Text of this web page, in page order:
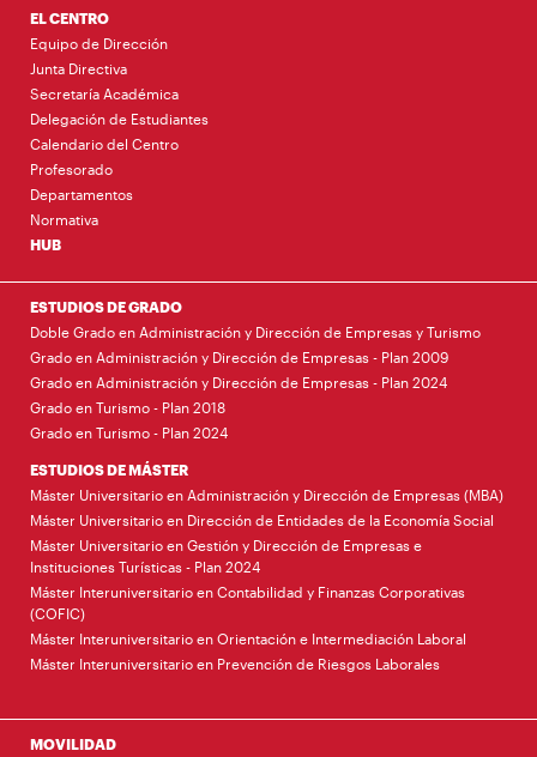
EL CENTRO
Equipo de Dirección
Junta Directiva
Secretaría Académica
Delegación de Estudiantes
Calendario del Centro
Profesorado
Departamentos
Normativa
HUB
ESTUDIOS DE GRADO
Doble Grado en Administración y Dirección de Empresas y Turismo
Grado en Administración y Dirección de Empresas - Plan 2009
Grado en Administración y Dirección de Empresas - Plan 2024
Grado en Turismo - Plan 2018
Grado en Turismo - Plan 2024
ESTUDIOS DE MÁSTER
Máster Universitario en Administración y Dirección de Empresas (MBA)
Máster Universitario en Dirección de Entidades de la Economía Social
Máster Universitario en Gestión y Dirección de Empresas e
Instituciones Turísticas - Plan 2024
Máster Interuniversitario en Contabilidad y Finanzas Corporativas
(COFIC)
Máster Interuniversitario en Orientación e Intermediación Laboral
Máster Interuniversitario en Prevención de Riesgos Laborales
MOVILIDAD